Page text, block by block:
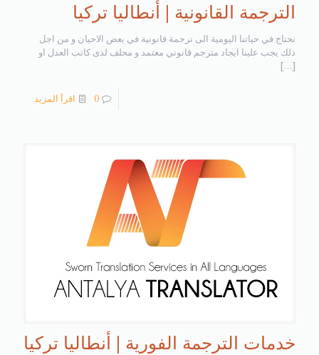
الترجمة القانونية | أنطاليا تركيا
نحتاج في حياتنا اليومية الى ترجمة قانونية في بعض الاحيان و من اجل
ذلك يجب علينا ايجاد مترجم قانوني معتمد و محلف لدى كاتب العدل او
[…]
0 اقرأ المزيد
خدمات الترجمة الفورية | أنطاليا تركيا